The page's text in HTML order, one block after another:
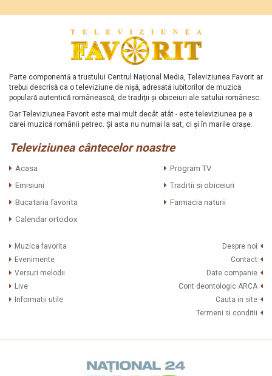
Parte componentă a trustului Centrul Naţional Media, Televiziunea Favorit ar
trebui descrisă ca o televiziune de nişă, adresată iubitorilor de muzică
populară autentică românească, de tradiţii şi obiceiuri ale satului românesc.
Dar Televiziunea Favorit este mai mult decât atât - este televiziunea pe a
cărei muzică românii petrec. Şi asta nu numai la sat, ci şi în marile oraşe.
Televiziunea cântecelor noastre
Acasa
Program TV
Emisiuni
Traditii si obiceiuri
Bucataria favorita
Farmacia naturii
Calendar ortodox
Muzica favorita
Evenimente
Versuri melodii
Live
Informatii utile
Despre noi
Contact
Date companie
Cont deontologic ARCA
Cauta in site
Termeni si conditii